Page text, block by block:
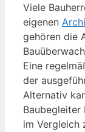
Viele
eigenen
gehören die
Eine
der
Alternativ
im Vergleich